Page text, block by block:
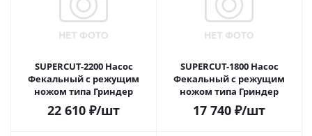
SUPERCUT-2200 Насос
Фекальный с режущим
ножом типа Гриндер
22 610 ₽/шт
SUPERCUT-1800 Насос
Фекальный с режущим
ножом типа Гриндер
17 740 ₽/шт